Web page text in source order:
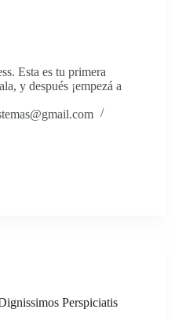
Esta es tu primera
y después ¡empezá a
Perspiciatis